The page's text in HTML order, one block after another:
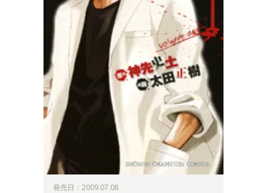
発売日：2009.07.08